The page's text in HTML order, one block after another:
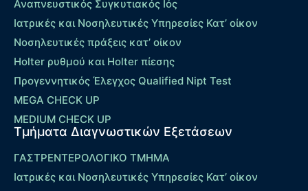
Αναπνευστικός Συγκυτιακός Ιός
Ιατρικές και Νοσηλευτικές Υπηρεσίες Κατ’ οίκον
Νοσηλευτικές πράξεις κατ’ οίκον
Holter ρυθμού και Holter πίεσης
Προγεννητικός Έλεγχος Qualified Nipt Test
MEGA CHECK UP
MEDIUM CHECK UP
Τμήματα Διαγνωστικών Εξετάσεων
ΓΑΣΤΡΕΝΤΕΡΟΛΟΓΙΚΟ ΤΜΗΜΑ
Ιατρικές και Νοσηλευτικές Υπηρεσίες Κατ’ οίκον